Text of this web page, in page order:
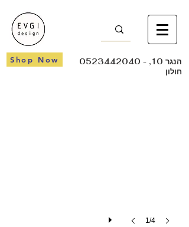
Shop Now 0523442040 - הנגר 10,
חולון
1/4